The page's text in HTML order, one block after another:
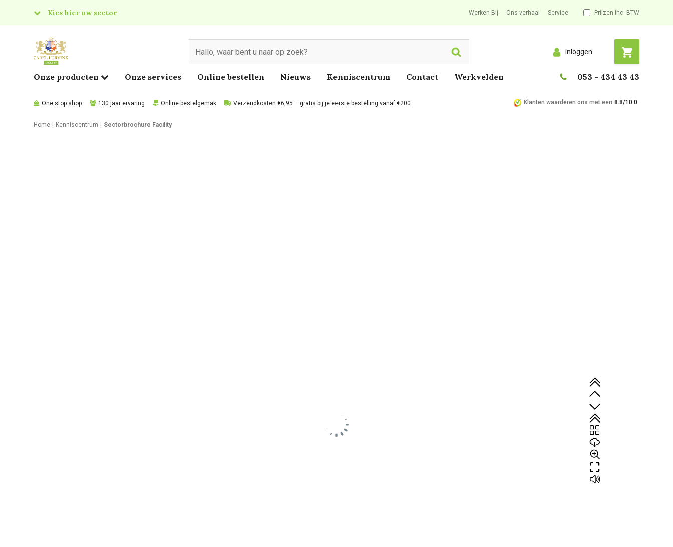
Kies hier uw sector
Food
Werken Bij Ons verhaal Service Prijzen inc. BTW
Search Inloggen
Onze producten Onze services Online bestellen Nieuws Kenniscentrum Contact Werkvelden 053 - 434 43 43
One stop shop 130 jaar ervaring Online bestelgemak Verzendkosten €6,95 – gratis bij je eerste bestelling vanaf €200 Klanten waarderen ons met een 8.8/10.0
Home Kenniscentrum Sectorbrochure Facility